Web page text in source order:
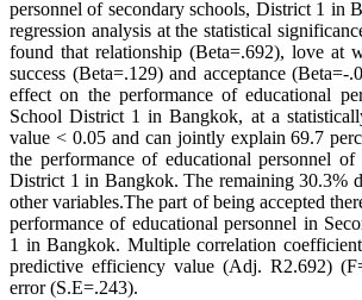
personnel of secondary schools, District 1 in
regression analysis at the statistical
found that relationship (Beta=.692), love at
success (Beta=.129) and acceptance (Beta=-
effect on the performance of educational
School District 1 in Bangkok, at a
value < 0.05 and can jointly explain 69.7
the performance of educational personnel of
District 1 in Bangkok. The remaining 30.3%
other variables.The part of being accepted
performance of educational personnel in
1 in Bangkok. Multiple correlation
predictive efficiency value (Adj. R2.692)
error (S.E=.243).